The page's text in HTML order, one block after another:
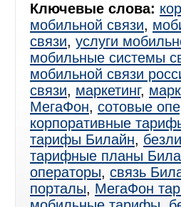
Ключевые слова:
мобильной связи,
связи, услуги
мобильные системы
мобильной связи
связи, маркетинг,
МегаФон, сотовые
корпоративные
тарифы Билайн,
тарифные планы
операторы, связь
порталы, МегаФон